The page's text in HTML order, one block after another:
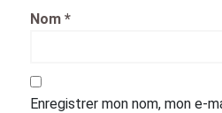
Nom *
Enregistrer mon nom, mon e-